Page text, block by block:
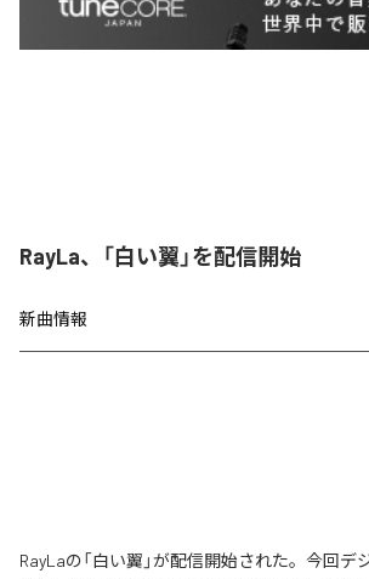
RayLa、「白い翼」を配信開始
新曲情報
RayLaの「白い翼」が配信開始された。今回デ